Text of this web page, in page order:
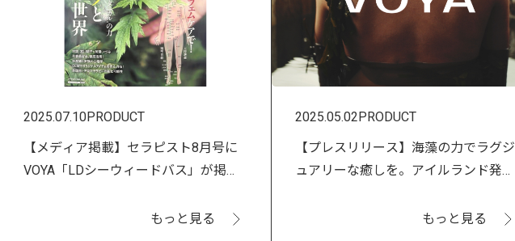
2025.07.10PRODUCT
【メディア掲載】セラピスト8月号に
VOYA「LDシーウィードバス」が掲載
もっと見る
2025.05.02 PRODUCT
【プレスリリース】海藻の力でラグジ
ュアリーな癒しを。アイルランド発
もっと見る